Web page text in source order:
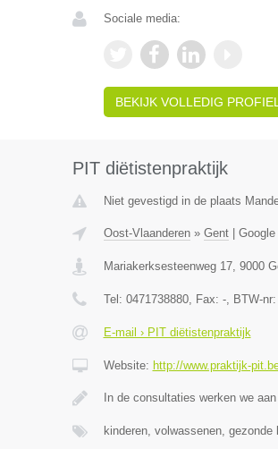
Sociale media:
BEKIJK VOLLEDIG PROFIEL
PIT diëtistenpraktijk
Niet gevestigd in de plaats
Oost-Vlaanderen» Gent|
Mariakerksesteenweg 17, 9000
Tel: 0471738880, Fax: -, BTW-nr:
E-mail › PIT diëtistenpraktijk
Website: http://www.praktijk-
In de consultaties werken we
kinderen, volwassenen,